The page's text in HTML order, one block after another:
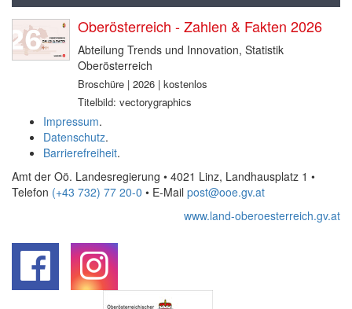
Oberösterreich - Zahlen & Fakten 2026
Abteilung Trends und Innovation, Statistik
Oberösterreich
Broschüre | 2026 | kostenlos
Titelbild: vectorygraphics
Impressum.
Datenschutz.
Barrierefreiheit.
Amt der Oö. Landesregierung • 4021 Linz, Landhausplatz 1 •
Telefon (+43 732) 77 20-0 • E-Mail post@ooe.gv.at
www.land-oberoesterreich.gv.at